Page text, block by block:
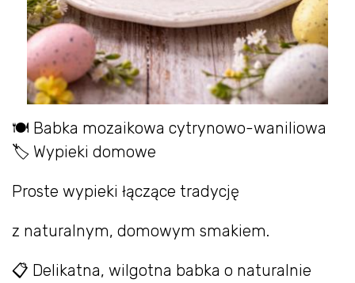
🍽 Babka mozaikowa cytrynowo-waniliowa
🏷 Wypieki domowe
Proste wypieki łączące tradycję
z naturalnym, domowym smakiem.
📋 Delikatna, wilgotna babka o naturalnie